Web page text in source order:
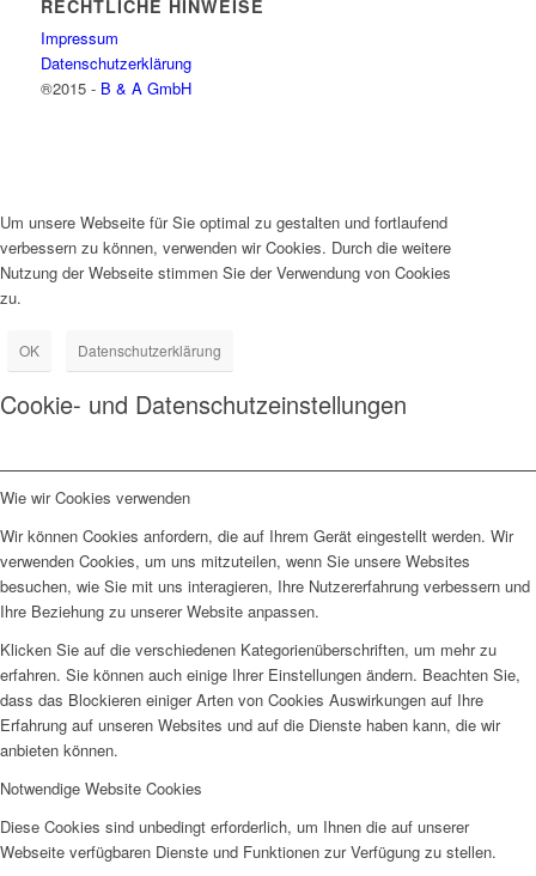
RECHTLICHE HINWEISE
Impressum
Datenschutzerklärung
®2015 - B & A GmbH
Um unsere Webseite für Sie optimal zu gestalten und fortlaufend
verbessern zu können, verwenden wir Cookies. Durch die weitere
Nutzung der Webseite stimmen Sie der Verwendung von Cookies
zu.
OK Datenschutzerklärung
Cookie- und Datenschutzeinstellungen
Wie wir Cookies verwenden
Wir können Cookies anfordern, die auf Ihrem Gerät eingestellt werden. Wir
verwenden Cookies, um uns mitzuteilen, wenn Sie unsere Websites
besuchen, wie Sie mit uns interagieren, Ihre Nutzererfahrung verbessern und
Ihre Beziehung zu unserer Website anpassen.
Klicken Sie auf die verschiedenen Kategorienüberschriften, um mehr zu
erfahren. Sie können auch einige Ihrer Einstellungen ändern. Beachten Sie,
dass das Blockieren einiger Arten von Cookies Auswirkungen auf Ihre
Erfahrung auf unseren Websites und auf die Dienste haben kann, die wir
anbieten können.
Notwendige Website Cookies
Diese Cookies sind unbedingt erforderlich, um Ihnen die auf unserer
Webseite verfügbaren Dienste und Funktionen zur Verfügung zu stellen.